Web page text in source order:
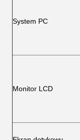
System PC
Monitor LCD